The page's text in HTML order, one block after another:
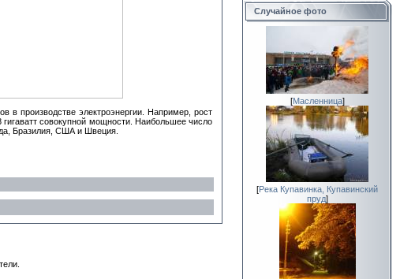
в производстве электроэнергии. Например, рост
гигаватт совокупной мощности. Наибольшее число
Бразилия, США и Швеция.
Случайное фото
[Масленница]
[Река Купавинка, Купавинский
пруд]